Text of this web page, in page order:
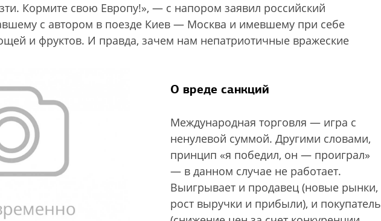
Кормите свою Европу!», — с напором заявил российский
с автором в поезде Киев — Москва и имевшему при себе
и фруктов. И правда, зачем нам непатриотичные вражеские
О вреде санкций
Международная торговля — игра с
ненулевой суммой. Другими словами,
принцип «я победил, он — проиграл»
— в данном случае не работает.
Выигрывает и продавец (новые рынки,
рост выручки и прибыли), и покупатель